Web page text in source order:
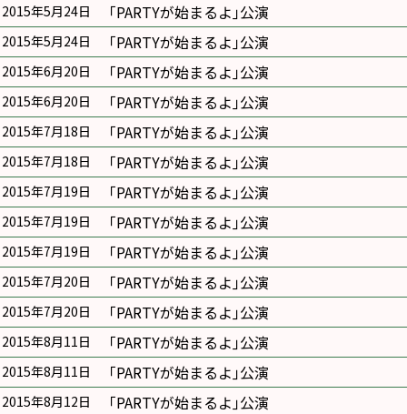
2015年5月24日 ｢PARTYが始まるよ｣公演
2015年5月24日 ｢PARTYが始まるよ｣公演
2015年6月20日 ｢PARTYが始まるよ｣公演
2015年6月20日 ｢PARTYが始まるよ｣公演
2015年7月18日 ｢PARTYが始まるよ｣公演
2015年7月18日 ｢PARTYが始まるよ｣公演
2015年7月19日 ｢PARTYが始まるよ｣公演
2015年7月19日 ｢PARTYが始まるよ｣公演
2015年7月19日 ｢PARTYが始まるよ｣公演
2015年7月20日 ｢PARTYが始まるよ｣公演
2015年7月20日 ｢PARTYが始まるよ｣公演
2015年8月11日 ｢PARTYが始まるよ｣公演
2015年8月11日 ｢PARTYが始まるよ｣公演
2015年8月12日 ｢PARTYが始まるよ｣公演